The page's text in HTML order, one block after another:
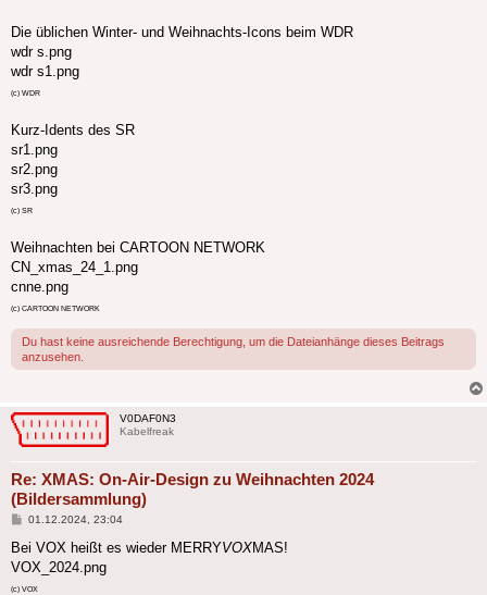
Die üblichen Winter- und Weihnachts-Icons beim WDR
wdr s.png
wdr s1.png
(c) WDR
Kurz-Idents des SR
sr1.png
sr2.png
sr3.png
(c) SR
Weihnachten bei CARTOON NETWORK
CN_xmas_24_1.png
cnne.png
(c) CARTOON NETWORK
Du hast keine ausreichende Berechtigung, um die Dateianhänge dieses Beitrags
anzusehen.
V0DAF0N3
Kabelfreak
Re: XMAS: On-Air-Design zu Weihnachten 2024
(Bildersammlung)
Beitrag
01.12.2024, 23:04
Bei VOX heißt es wieder MERRYVOXMAS!
VOX_2024.png
(c) VOX